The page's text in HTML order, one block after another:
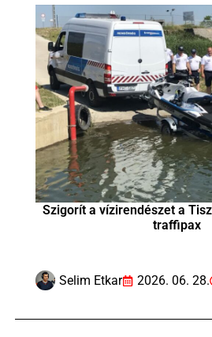
Szigorít a vízirendészet a
traffipax
Selim Etkar 2026. 06. 28.